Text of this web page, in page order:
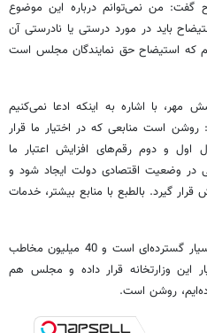
گفت:‌ من نمی‌توانم درباره این موضوع
باید در مورد درستی یا نادرستی آن
که استیضاح حق نمایندگان مجلس است
با اشاره به اینکه ادعا نمی‌کنیم
است منابعی که در اختیار ما قرار
و دوم رقم‌های افزایش اعتبار ما
در وضعیت اقتصادی دولت ایجاد شود و
گیرد. بالطبع با منابع بیشتر، خدمات
وی ادامه داد: آموزش و پرورش نهاد بسیار گسترده‌ای است و 40 میلیون مخاطب
این وزارتخانه قرار داده و مجلس هم
روشن است.